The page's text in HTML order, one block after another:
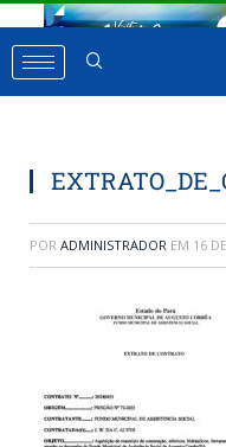
POR ADMINISTRADOR EM 16